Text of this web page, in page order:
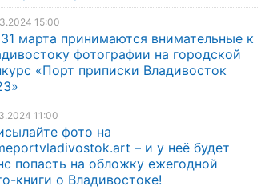
15:00
марта принимаются внимательные к
фотографии на городской
«Порт приписки Владивосток
11:00
фото на
– и у неё будет
попасть на обложку ежегодной
книги о Владивостоке!